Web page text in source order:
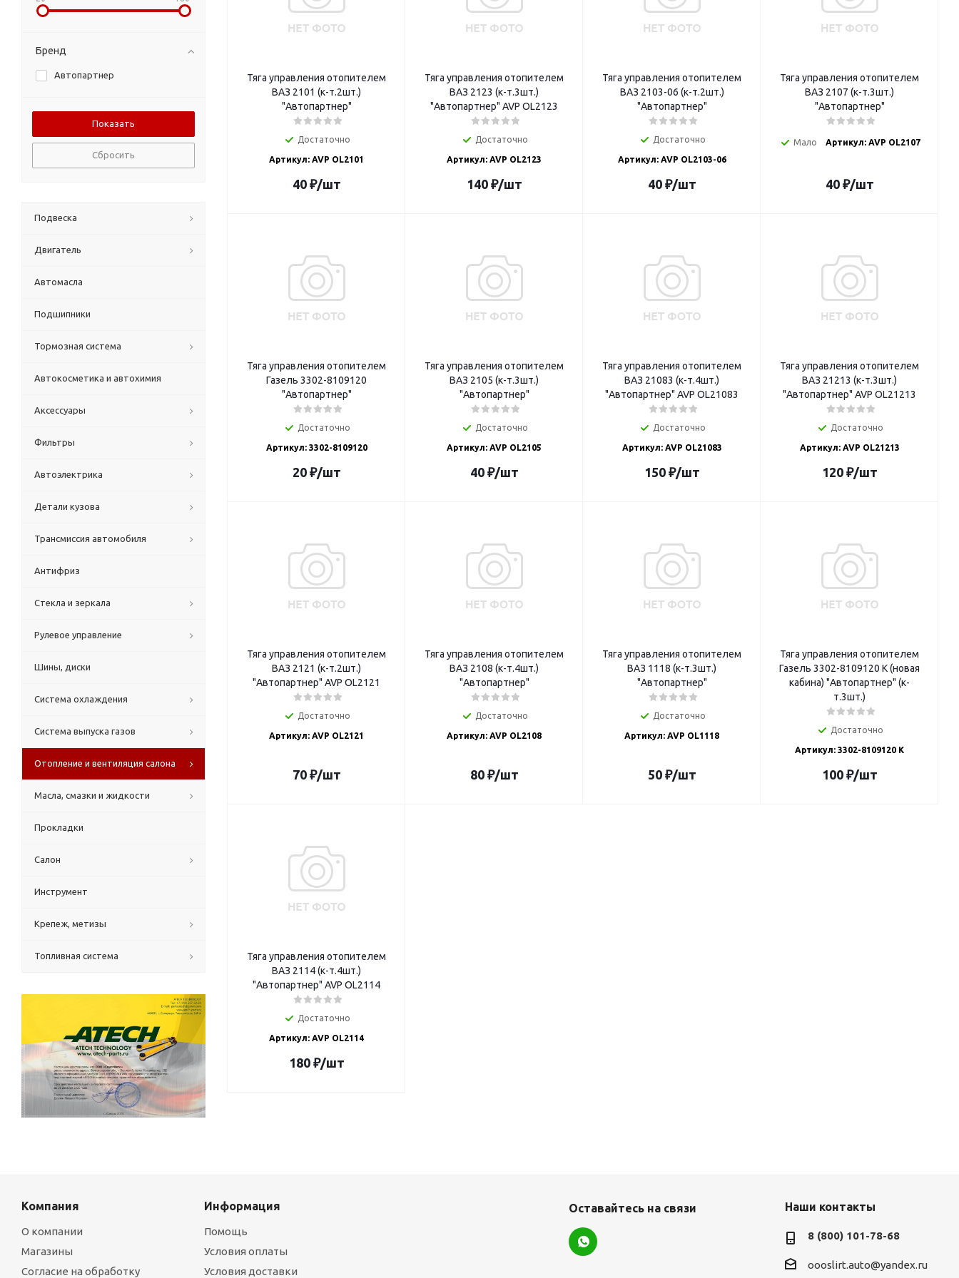
Тяга управления отопителем
ВАЗ 2101 (к-т.2шт.)
"Автопартнер"
Достаточно
Артикул: AVP OL2101
40₽/шт
Тяга управления отопителем
ВАЗ 2123 (к-т.3шт.)
"Автопартнер" AVP OL2123
Достаточно
Артикул: AVP OL2123
140₽/шт
Тяга управления отопителем
ВАЗ 2103-06 (к-т.2шт.)
"Автопартнер"
Достаточно
Артикул: AVP OL2103-06
40₽/шт
Тяга управления отопителем
ВАЗ 2107 (к-т.3шт.)
"Автопартнер"
Мало Артикул: AVP OL2107
40₽/шт
Тяга управления отопителем
Газель 3302-8109120
"Автопартнер"
Достаточно
Артикул: 3302-8109120
20₽/шт
Тяга управления отопителем
ВАЗ 2105 (к-т.3шт.)
"Автопартнер"
Достаточно
Артикул: AVP OL2105
40₽/шт
Тяга управления отопителем
ВАЗ 21083 (к-т.4шт.)
"Автопартнер" AVP OL21083
Достаточно
Артикул: AVP OL21083
150₽/шт
Тяга управления отопителем
ВАЗ 21213 (к-т.3шт.)
"Автопартнер" AVP OL21213
Достаточно
Артикул: AVP OL21213
120₽/шт
Тяга управления отопителем
ВАЗ 2121 (к-т.2шт.)
"Автопартнер" AVP OL2121
Достаточно
Артикул: AVP OL2121
70₽/шт
Тяга управления отопителем
ВАЗ 2108 (к-т.4шт.)
"Автопартнер"
Достаточно
Артикул: AVP OL2108
80₽/шт
Тяга управления отопителем
ВАЗ 1118 (к-т.3шт.)
"Автопартнер"
Достаточно
Артикул: AVP OL1118
50₽/шт
Тяга управления отопителем
Газель 3302-8109120 К (новая
кабина) "Автопартнер" (к-
т.3шт.)
Достаточно
Артикул: 3302-8109120 К
100₽/шт
Тяга управления отопителем
ВАЗ 2114 (к-т.4шт.)
"Автопартнер" AVP OL2114
Достаточно
Артикул: AVP OL2114
180₽/шт
Бренд
Автопартнер
Сбросить
Подвеска
Двигатель
Автомасла
Подшипники
Тормозная система
Автокосметика и автохимия
Аксессуары
Фильтры
Автоэлектрика
Детали кузова
Трансмиссия автомобиля
Антифриз
Стекла и зеркала
Рулевое управление
Шины, диски
Система охлаждения
Система выпуска газов
Отопление и вентиляция салона
Масла, смазки и жидкости
Прокладки
Салон
Инструмент
Крепеж, метизы
Топливная система
Компания
О компании
Магазины
Согласие на обработку
Информация
Помощь
Условия оплаты
Условия доставки
Оставайтесь на связи Наши контакты
8 (800) 101-78-68
oooslirt.auto@yandex.ru